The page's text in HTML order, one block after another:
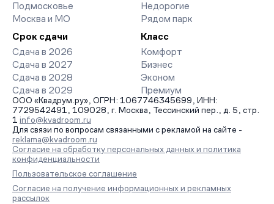
Подмосковье
Москва и МО
Недорогие
Рядом парк
Срок сдачи
Сдача в 2026
Сдача в 2027
Сдача в 2028
Сдача в 2029
Класс
Комфорт
Бизнес
Эконом
Премиум
ООО «Квадрум.ру», ОГРН: 1067746345699, ИНН:
7729542491, 109028, г. Москва, Тессинский пер., д. 5, стр.
1 info@kvadroom.ru
Для связи по вопросам связанными с рекламой на сайте -
reklama@kvadroom.ru
Согласие на обработку персональных данных и политика
конфиденциальности
Пользовательское соглашение
Согласие на получение информационных и рекламных
рассылок